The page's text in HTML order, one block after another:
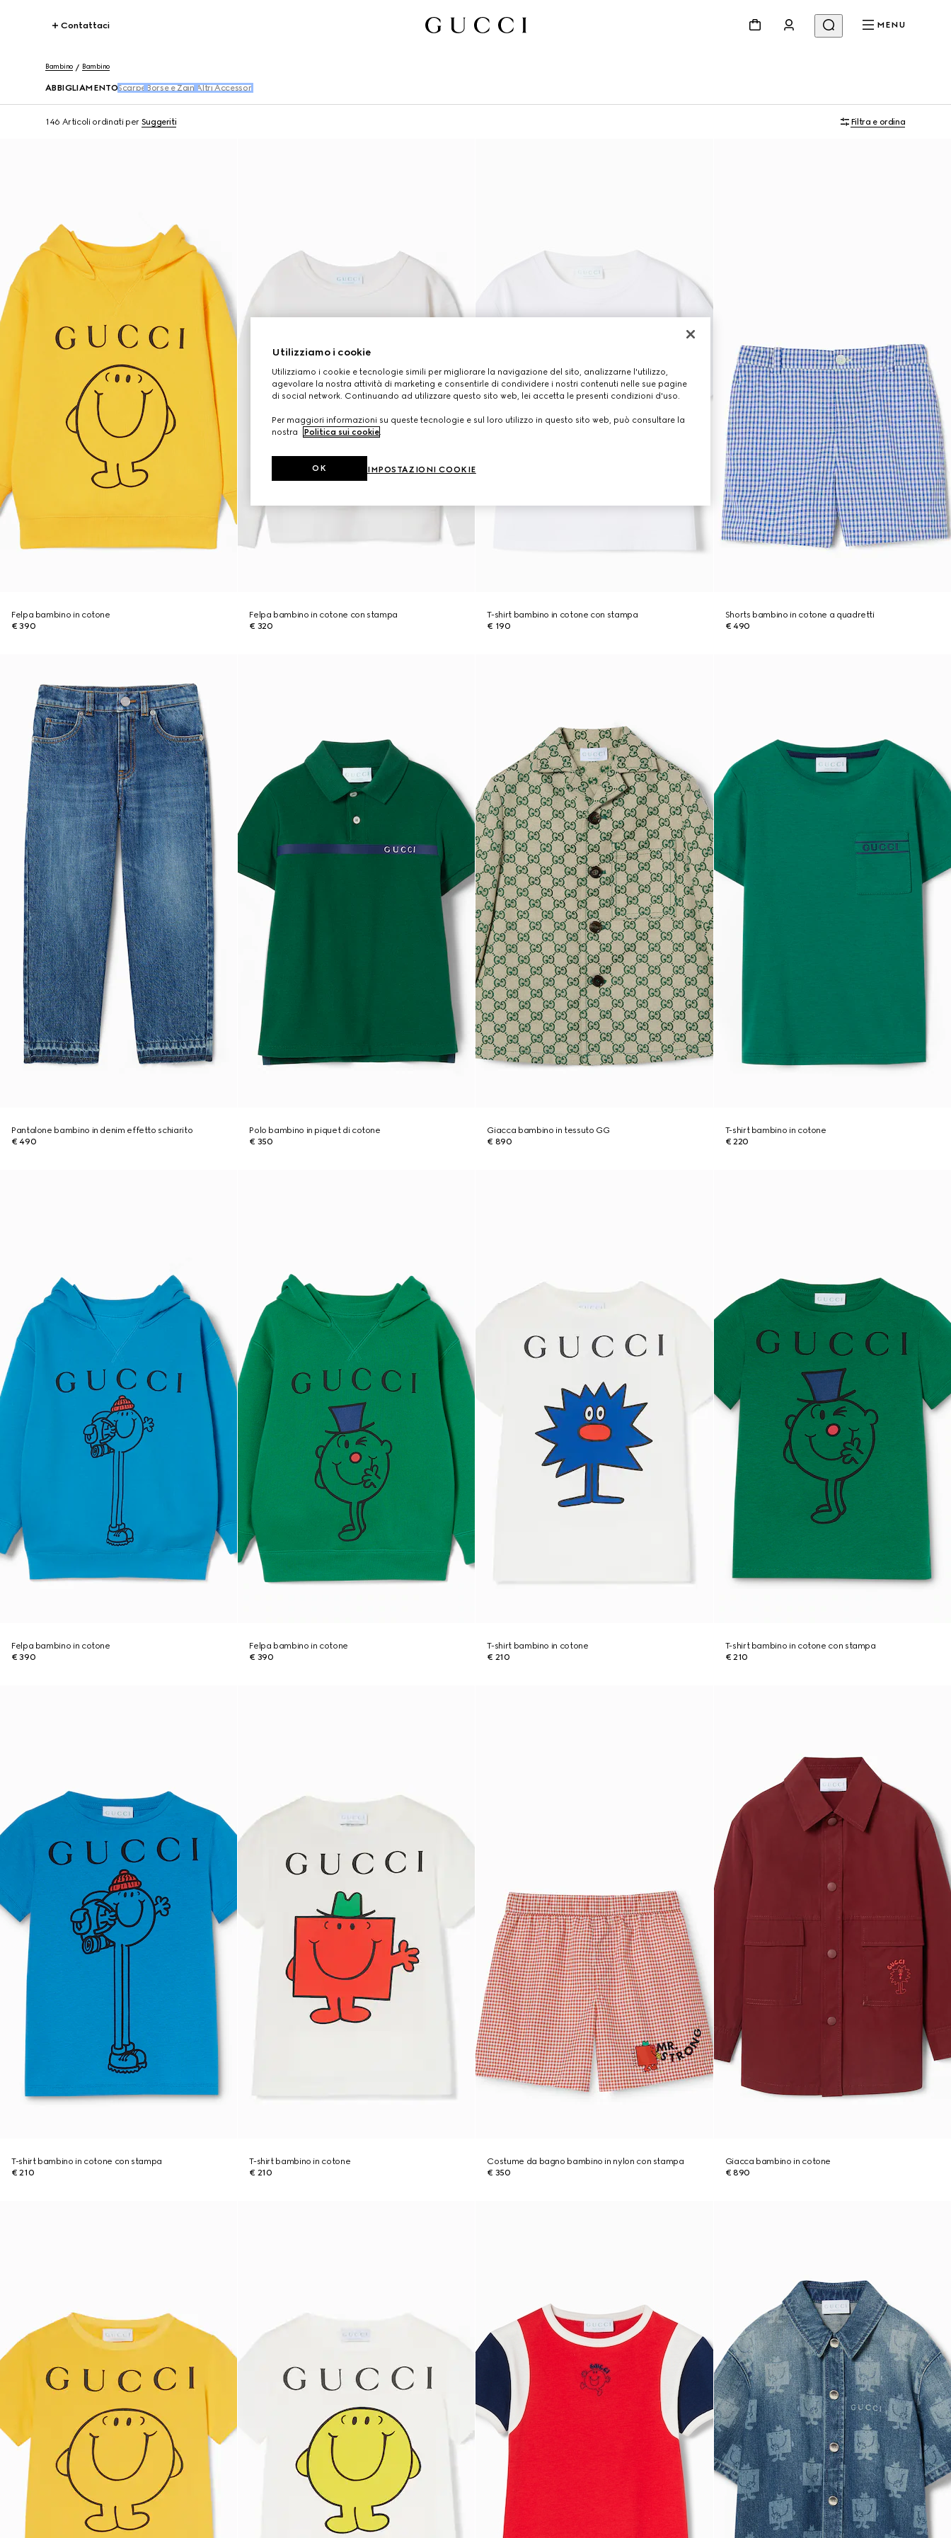
Contattaci MENU
Bambino Bambino
ABBIGLIAMENTO Scarpe Borse e Zaini Altri Accessori
146 Articoli ordinati per Suggeriti Filtra e ordina
Felpa bambino in cotone
€ 390
Felpa bambino in cotone con stampa
€ 320
T-shirt bambino in cotone con stampa
€ 190
Shorts bambino in cotone a quadretti
€ 490
Pantalone bambino in denim effetto schiarito
€ 490
Polo bambino in piquet di cotone
€ 350
Giacca bambino in tessuto GG
€ 890
T-shirt bambino in cotone
€ 220
Felpa bambino in cotone
€ 390
Felpa bambino in cotone
€ 390
T-shirt bambino in cotone
€ 210
T-shirt bambino in cotone con stampa
€ 210
T-shirt bambino in cotone con stampa
€ 210
T-shirt bambino in cotone
€ 210
Costume da bagno bambino in nylon con stampa
€ 350
Giacca bambino in cotone
€ 890
Utilizziamo i cookie
Utilizziamo i cookie e tecnologie simili per migliorare la navigazione del sito, analizzarne l'utilizzo,
agevolare la nostra attività di marketing e consentirle di condividere i nostri contenuti nelle sue pagine
di social network. Continuando ad utilizzare questo sito web, lei accetta le presenti condizioni d'uso.
Per maggiori informazioni su queste tecnologie e sul loro utilizzo in questo sito web, può consultare la
nostra
Politica sui cookie.
IMPOSTAZIONI COOKIE
OK